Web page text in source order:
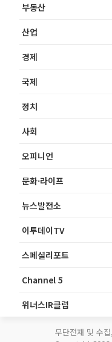
부동산
산업
경제
국제
정치
사회
오피니언
문화·라이프
뉴스발전소
이투데이TV
스페셜리포트
Channel 5
위너스IR클럽
무단전재 및 수